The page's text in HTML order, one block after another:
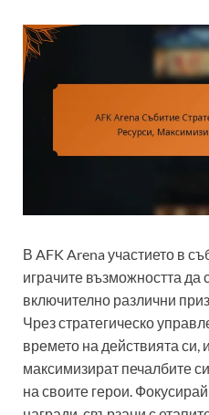
В AFK Arena участието в
играчите възможността да
включително различни
Чрез стратегическо
времето на действията си,
максимизират печалбите
на своите герои.